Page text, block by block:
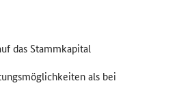
das Stammkapital
als bei